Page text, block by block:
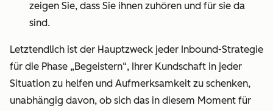
zeigen Sie, dass Sie ihnen zuhören und für sie da
sind.
Letztendlich ist der Hauptzweck jeder Inbound-Strategie
für die Phase „Begeistern“, Ihrer Kundschaft in jeder
Situation zu helfen und Aufmerksamkeit zu schenken,
unabhängig davon, ob sich das in diesem Moment für